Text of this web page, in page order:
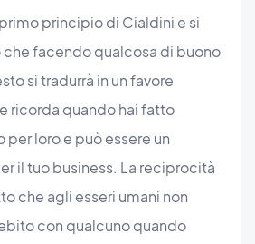
principio di Cialdini e si
facendo qualcosa di buono
si tradurrà in un favore
ricorda quando hai fatto
loro e può essere un
il tuo business. La reciprocità
che agli esseri umani non
con qualcuno quando